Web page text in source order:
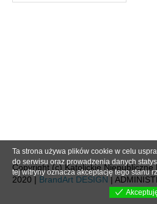
Copyright (c) Katolickie
2020 | BrandArt DESIGN |
Ta strona używa plików cookie w celu
do serwisu oraz prowadzenia danych
tej witryny oznacza akceptację tego stanu